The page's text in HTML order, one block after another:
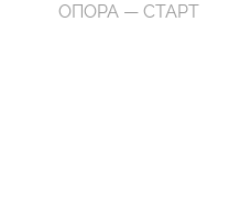
ОПОРА — СТАРТ